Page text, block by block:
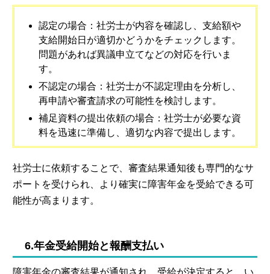
認定の場合：社労士が内容を確認し、支給額や
支給開始日が適切かどうかをチェックします。
問題があれば異議申立てなどの対応を行いま
す。
不認定の場合：社労士が不認定理由を分析し、
再申請や審査請求の可能性を検討します。
補足資料の提出依頼の場合：社労士が必要な資
料を迅速に準備し、適切な内容で提出します。
社労士に依頼することで、審査結果通知後も専門的なサ
ポートを受けられ、より確実に障害年金を受給できる可
能性が高まります。
6.年金受給開始と報酬支払い